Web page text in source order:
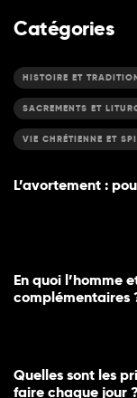
Catégories
HISTOIRE ET
SACREMENTS ET
VIE CHRÉTIENNE ET
L’avortement :
En quoi l’homme
complémentaires
Quelles sont les
faire chaque jour